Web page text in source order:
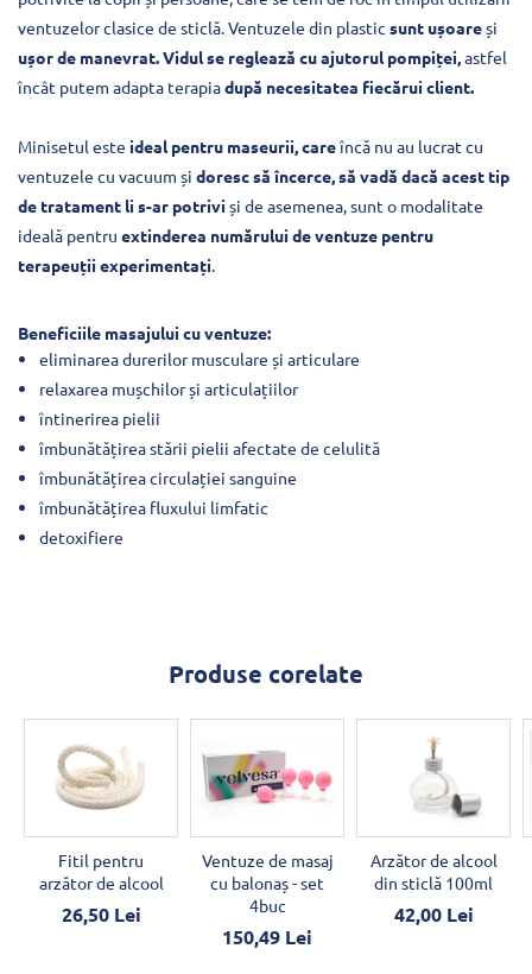
ventuzelor clasice de sticlă. Ventuzele din plastic sunt ușoareși
ușor de manevrat.Vidul se reglează cu ajutorul pompiței, astfel
încât putem adapta terapiadupă necesitatea fiecărui client.
Minisetul este ideal pentru maseurii, careîncă nu au lucrat cu
ventuzele cu vacuum și doresc să încerce, să vadă dacă acest tip
de tratament li s-ar potriviși de asemenea, sunt o modalitate
ideală pentru extinderea numărului de ventuze pentru
terapeuțiiexperimentați
Beneficiile masajului cu ventuze:
eliminarea durerilor musculare și articulare
relaxarea mușchilor și articulațiilor
întinerirea pielii
îmbunătățirea stării pielii afectate de celulită
îmbunătățirea circulației sanguine
îmbunătățirea fluxului limfatic
detoxifiere
Produse corelate
Fitil pentru
arzător de alcool
26,50 Lei
Ventuze de masaj
cu balonaș - set
4buc
150,49 Lei
Arzător de alcool
din sticlă 100ml
42,00 Lei